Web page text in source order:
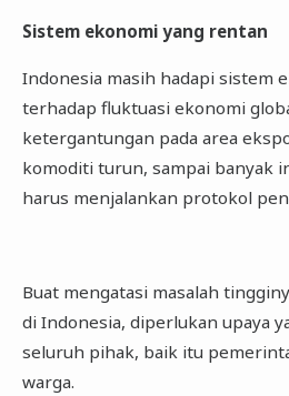
Sistem ekonomi yang rentan
Indonesia masih hadapi sistem
terhadap fluktuasi ekonomi
ketergantungan pada area
komoditi turun, sampai banyak
harus menjalankan protokol
Buat mengatasi masalah
di Indonesia, diperlukan upaya
seluruh pihak, baik itu
warga.